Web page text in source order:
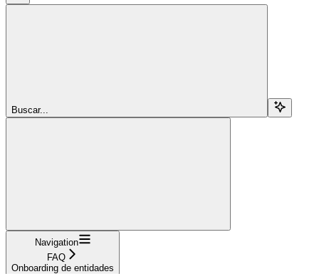
Buscar...
Navigation
FAQ
Onboarding de entidades